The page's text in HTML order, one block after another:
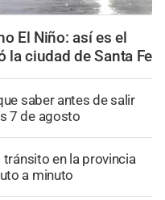
El Niño: así es el
ciudad de Santa Fe
saber antes de salir
7 de agosto
tránsito en la provincia
a minuto